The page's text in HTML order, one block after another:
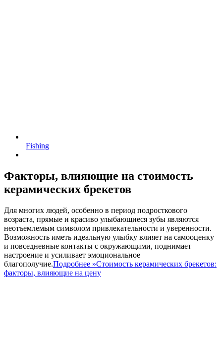
Fishing
Факторы, влияющие на стоимость
керамических брекетов
Для многих людей, особенно в период подросткового
возраста, прямые и красиво улыбающиеся зубы являются
неотъемлемым символом привлекательности и уверенности.
Возможность иметь идеальную улыбку влияет на самооценку
и повседневные контакты с окружающими, поднимает
настроение и усиливает эмоциональное
благополучие.Подробнее »Стоимость керамических брекетов:
факторы, влияющие на цену